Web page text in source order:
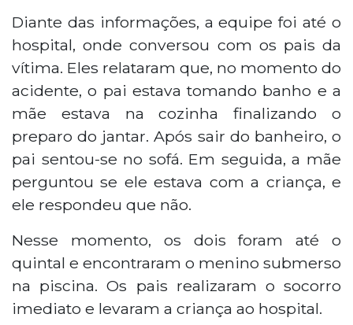
Diante das informações, a equipe foi até o
hospital, onde conversou com os pais da
vítima. Eles relataram que, no momento do
acidente, o pai estava tomando banho e a
mãe estava na cozinha finalizando o
preparo do jantar. Após sair do banheiro, o
pai sentou-se no sofá. Em seguida, a mãe
perguntou se ele estava com a criança, e
ele respondeu que não.
Nesse momento, os dois foram até o
quintal e encontraram o menino submerso
na piscina. Os pais realizaram o socorro
imediato e levaram a criança ao hospital.